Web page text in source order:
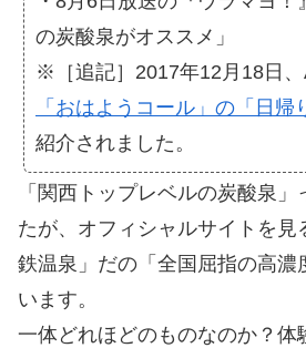
の炭酸泉がオススメ」
※［追記］2017年12月18日、
「おはようコール」の「日帰
紹介されました。
「関西トップレベルの炭酸泉
たが、オフィシャルサイトを見
鉄温泉」だの「全国屈指の高濃
います。
一体どれほどのものなのか？体